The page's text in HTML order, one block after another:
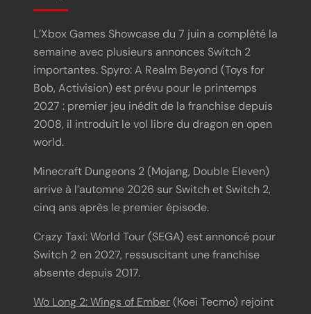
L’Xbox Games Showcase du 7 juin a complété la
semaine avec plusieurs annonces Switch 2
importantes. Spyro: A Realm Beyond (Toys for
Bob, Activision) est prévu pour le printemps
2027 : premier jeu inédit de la franchise depuis
2008, il introduit le vol libre du dragon en open
world.
Minecraft Dungeons 2 (Mojang, Double Eleven)
arrive à l’automne 2026 sur Switch et Switch 2,
cinq ans après le premier épisode.
Crazy Taxi: World Tour (SEGA) est annoncé pour
Switch 2 en 2027, ressuscitant une franchise
absente depuis 2017.
Wo Long 2: Wings of Ember(Koei Tecmo) rejoint